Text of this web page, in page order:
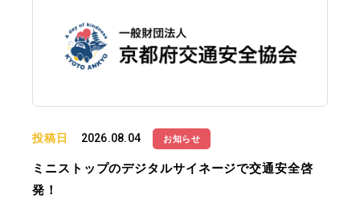
投稿日 2026.08.04 お知らせ
ミニストップのデジタルサイネージで交通安全啓
発！